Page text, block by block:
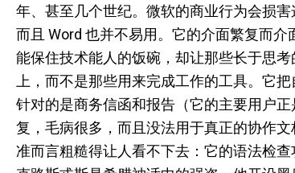
年、甚至几个世纪。微软的商业行为会损害
而且 Word 也并不易用。它的介面繁复而
能保住技术能人的饭碗，却让那些长于思
上，而不是那些用来完成工作的工具。它
针对的是商务信函和报告（它的主要用户
复，毛病很多，而且没法用于真正的协作
准而言粗糙得让人看不下去：它的语法检